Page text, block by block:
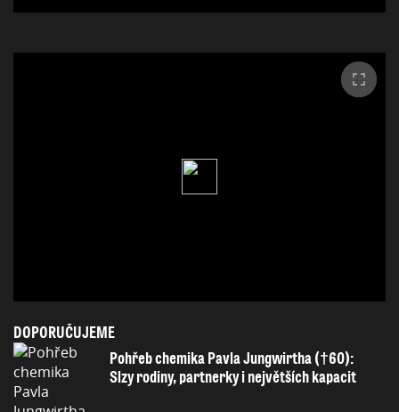
DOPORUČUJEME
Pohřeb chemika Pavla Jungwirtha (†60):
Slzy rodiny, partnerky i největších kapacit